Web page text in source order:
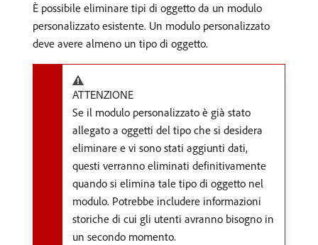
È possibile eliminare tipi di oggetto da un modulo
personalizzato esistente. Un modulo personalizzato
deve avere almeno un tipo di oggetto.
ATTENZIONE
Se il modulo personalizzato è già stato
allegato a oggetti del tipo che si desidera
eliminare e vi sono stati aggiunti dati,
questi verranno eliminati definitivamente
quando si elimina tale tipo di oggetto nel
modulo. Potrebbe includere informazioni
storiche di cui gli utenti avranno bisogno in
un secondo momento.